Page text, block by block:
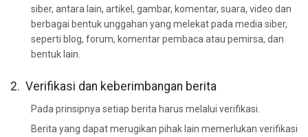
siber, antara lain, artikel, gambar, komentar, suara, video dan
berbagai bentuk unggahan yang melekat pada media siber,
seperti blog, forum, komentar pembaca atau pemirsa, dan
bentuk lain.
2. Verifikasi dan keberimbangan berita
Pada prinsipnya setiap berita harus melalui verifikasi.
Berita yang dapat merugikan pihak lain memerlukan verifikasi